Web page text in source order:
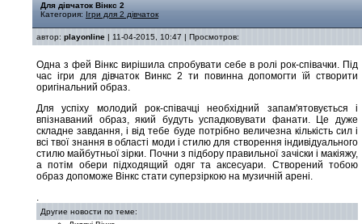
Для дівчаток Вінкс 2
Категория: Ігри для 2 дівчаток
автор: playonline | 11-04-2015, 10:47 | Просмотров:
Одна з фей Вінкс вирішила спробувати себе в ролі рок-співачки. Під
час ігри для дівчаток Винкс 2 ти повинна допомогти їй створити
оригінальний образ.
Для успіху молодий рок-співачці необхідний запам'ятовується і
впізнаваний образ, який будуть успадковувати фанати. Це дуже
складне завдання, і від тебе буде потрібно величезна кількість сил і
всі твої знання в області моди і стилю для створення індивідуального
стилю майбутньої зірки. Почни з підбору правильної зачіски і макіяжу,
а потім обери підходящий одяг та аксесуари. Створений тобою
образ допоможе Вінкс стати суперзіркою на музичній арені.
.
Другие новости по теме: